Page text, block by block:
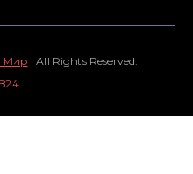
Мир All Rights Reserved.